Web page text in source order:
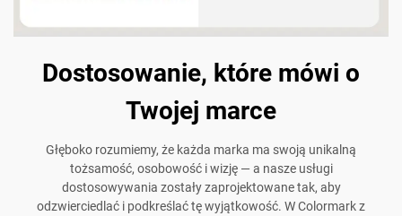
Dostosowanie, które mówi o
Twojej marce
Głęboko rozumiemy, że każda marka ma swoją unikalną
tożsamość, osobowość i wizję — a nasze usługi
dostosowywania zostały zaprojektowane tak, aby
odzwierciedlać i podkreślać tę wyjątkowość. W Colormark z